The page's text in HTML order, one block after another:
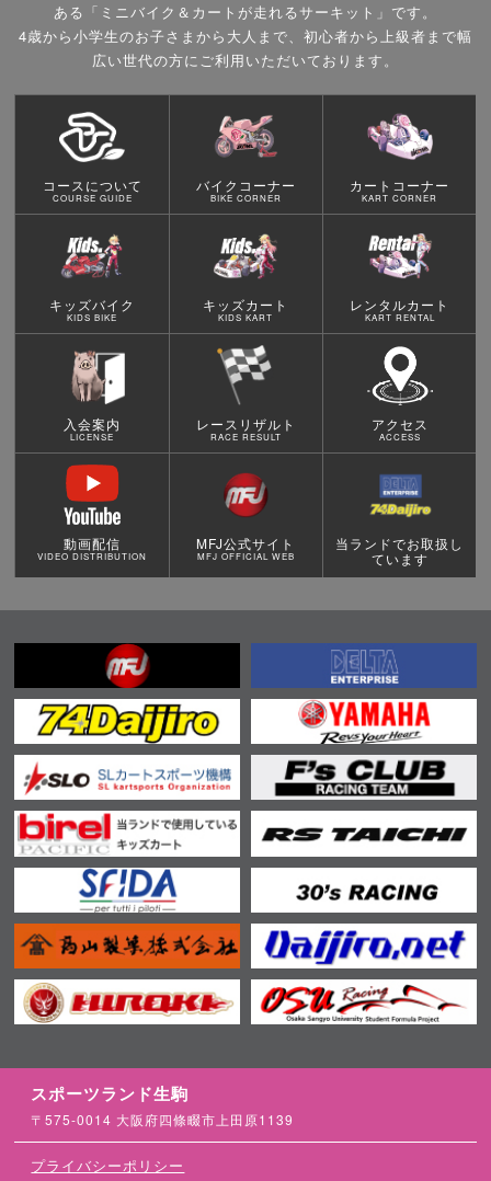
ある「ミニバイク＆カートが走れるサーキット」です。
4歳から小学生のお子さまから大人まで、初心者から上級者まで幅
広い世代の方にご利用いただいております。
コースについて
COURSE GUIDE
バイクコーナー
BIKE CORNER
カートコーナー
KART CORNER
キッズバイク
KIDS BIKE
キッズカート
KIDS KART
レンタルカート
KART RENTAL
入会案内
LICENSE
レースリザルト
RACE RESULT
アクセス
ACCESS
動画配信
VIDEO DISTRIBUTION
MFJ公式サイト
MFJ OFFICIAL WEB
当ランドでお取扱し
ています
スポーツランド生駒
〒575-0014 大阪府四條畷市上田原1139
プライバシーポリシー